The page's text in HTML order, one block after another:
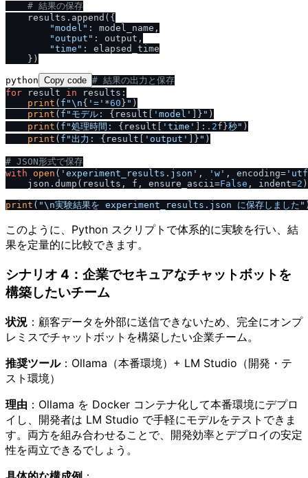
# 結果の保存
    results.append({
"model" : model_name,
"output" : output,
"time" : elapsed_time
python Copy code # 結果の出力と保存
for result in results:
print ( f"\n{ '=' *60 } " )
print ( f"モデル: {result[ 'model' ]} " )
print ( f"処理時間: {result[ 'time' ]: .2f}秒" )
print ( f"出力: {result[ 'output' ]} " )
# JSON形式で保存
with
open ( 'experiment_results.json' , 'w' , encoding=
    json.dump(results, f, ensure_ascii=
False , indent=2 )
print ( "\n実験結果を experiment_results.json に保存しました"
このように、Python スクリプトで体系的に実験を行い、結
果を定量的に比較できます。
シナリオ 4：企業でセキュアなチャットボットを
構築したいチーム
状況 ：顧客データを外部に送信できないため、完全にオンプ
レミスでチャットボットを構築したい企業チーム。
推奨ツール：Ollama（本番環境）+ LM Studio（開発・テ
スト環境）
理由 ：Ollama を Docker コンテナ化して本番環境にデプロ
イし、開発者は LM Studio で手軽にモデルをテストできま
す。両方を組み合わせることで、開発効率とデプロイの安定
性を両立できるでしょう。